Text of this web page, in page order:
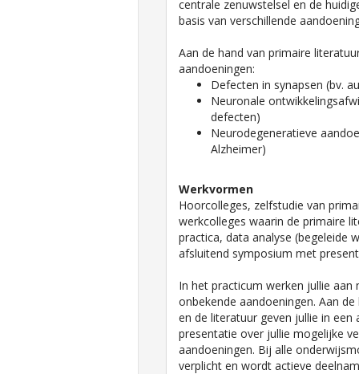
centrale zenuwstelsel en de
basis van verschillende
Aan de hand van primaire
aandoeningen:
Defecten in synapsen (bv.
Neuronale
defecten)
Neurodegeneratieve
Alzheimer)
Werkvormen
Hoorcolleges, zelfstudie van
werkcolleges waarin de primaire
practica, data analyse (begeleide
afsluitend symposium met
In het practicum werken jullie
onbekende aandoeningen. Aan
en de literatuur geven jullie in
presentatie over jullie mogelijke
aandoeningen. Bij alle
verplicht en wordt actieve